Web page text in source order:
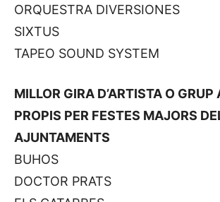
ORQUESTRA DIVERSIONES
SIXTUS
TAPEO SOUND SYSTEM
MILLOR GIRA D’ARTISTA O GRUP
PROPIS PER FESTES MAJORS
AJUNTAMENTS
BUHOS
DOCTOR PRATS